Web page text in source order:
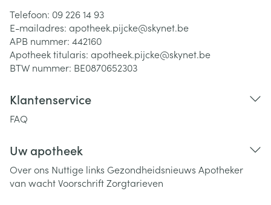
Telefoon: 09 226 14 93
E-mailadres: apotheek.pijcke@skynet.be
APB nummer: 442160
Apotheek titularis: apotheek.pijcke@skynet.be
BTW nummer: BE0870652303
Klantenservice
FAQ
Uw apotheek
Over ons Nuttige links Gezondheidsnieuws Apotheker
van wachtVoorschriftZorgtarieven